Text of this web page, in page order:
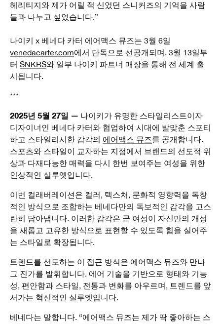
헤리티지와 제가 어릴 적 신었던 스니커즈의 기억을 사람
들과 나누고 싶었습니다.”
나이키 x 베네다 카터 에어맥스 뮤즈는 3월 6일
venedacarter.com에서 단독으로 선공개되며, 3월 13일부
터 SNKRS와 일부 나이키 파트너 매장을 통해 전 세계 출
시됩니다.
***
2025년 5월 27일 — 나이키가 유명한 스타일리스트이자
디자이너인 베네다 카터와 협업하여 시대에 발맞춘 스포티
하고 스타일리시한 감각의 에어맥스 뮤즈를 공개합니다.
스포츠와 스타일이 교차하는 지점에서 브랜드의 선도적 위
상과 다재다능한 매력을 다시 한번 보여주는 여성을 위한
인상적인 실루엣입니다.
이번 컬래버레이션은 컬러, 텍스처, 문화적 영향력을 독창
적인 방식으로 조합하는 베네다만의 독보적인 감각을 고스
란히 담아냅니다. 이러한 감각은 곧 여성이 자신만의 개성
을 새롭고 고유한 방식으로 표현할 수 있도록 힘을 실어주
는 스타일로 확장됩니다.
트렌드를 선도하는 이 접근 방식은 에어맥스 뮤즈와 만나
그 진가를 발휘합니다. 에어 기술을 기반으로 형태와 기능
성, 편안함과 스타일, 전통과 변화를 아우르며, 트렌드를 앞
서가는 혁신적인 실루엣입니다.
베네다는 말합니다. “에어맥스 뮤즈는 제가 딱 좋아하는 스